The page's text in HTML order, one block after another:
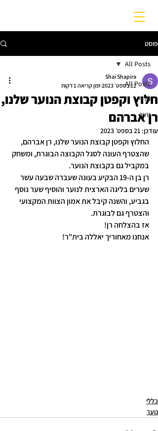
פוסט
All Posts
כללי
נוער
All Posts
חלוץ וקפטן קבוצת הנוער שלנו,
רן אברהם
Shai Shapira
12 בספט׳ 2023
זמן קריאה 1 דקות
עודכן: 21 בספט׳ 2023
החלוץ וקפטן קבוצת הנוער שלנו, רן אברהם,
שהצטרף העונה לסגל הקבוצה הבוגרת, ומשחק
במקביל גם בקבוצת הנוער.
רן בן ה-19 הבקיע בעונה שעברה שבעה עשר
שערים בליגה הארצית לנוער והוסיף שער נוסף
בגביע, והשנה קיבל את אמון הצוות המקצועי
והצטרף גם לבוגרת.
אז בהצלחה רן!
אנחנו מאחוריך יאללה בית"ר!
כללי
נוער